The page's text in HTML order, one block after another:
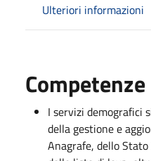
Ulteriori informazioni
Competenze
I servizi demografici
della gestione e
Anagrafe, dello